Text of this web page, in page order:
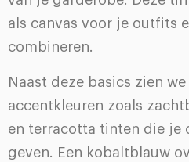
als canvas voor je outfits
combineren.
Naast deze basics zien
accentkleuren zoals
en terracotta tinten die je
geven. Een kobaltblauw